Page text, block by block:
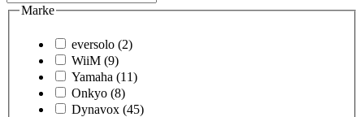
Marke
eversolo (2)
WiiM (9)
Yamaha (11)
Onkyo (8)
Dynavox (45)